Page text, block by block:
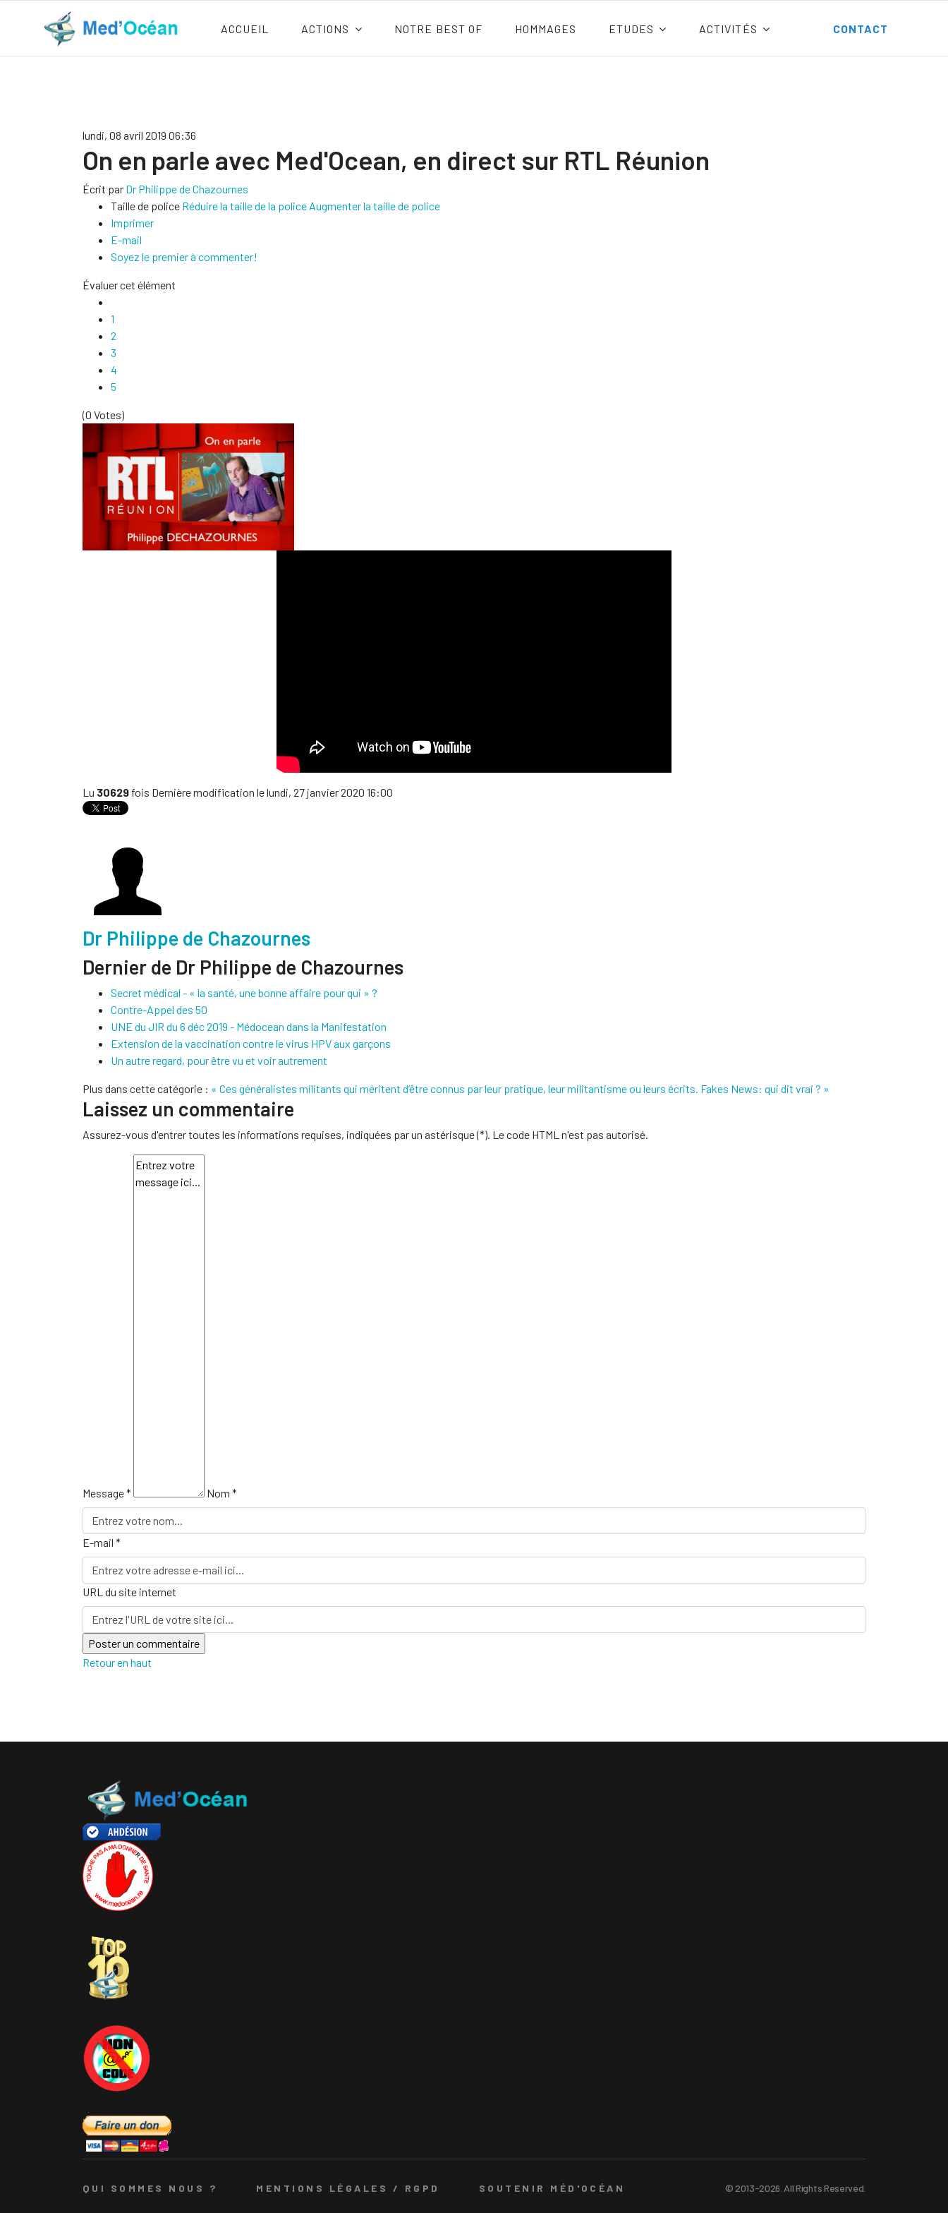
ACCUEIL ACTIONS NOTRE BEST OF HOMMAGES ETUDES ACTIVITÉS CONTACT
lundi, 08 avril 2019 06:36
On en parle avec Med'Ocean, en direct sur RTL Réunion
Écrit par Dr Philippe de Chazournes
Taille de police Réduire la taille de la police Augmenter la taille de police
Imprimer
E-mail
Soyez le premier à commenter!
Évaluer cet élément
1
2
3
4
5
(0 Votes)
Lu 30629 fois Dernière modification le lundi, 27 janvier 2020 16:00
Dr Philippe de Chazournes
Dernier de Dr Philippe de Chazournes
Secret médical - « la santé, une bonne affaire pour qui » ?
Contre-Appel des 50
UNE du JIR du 6 déc 2019 - Médocean dans la Manifestation
Extension de la vaccination contre le virus HPV aux garçons
Un autre regard, pour être vu et voir autrement
Plus dans cette catégorie : « Ces généralistes militants qui méritent d’être connus par leur pratique, leur militantisme ou leurs écrits. Fakes News: qui dit vrai ? »
Laissez un commentaire
Assurez-vous d'entrer toutes les informations requises, indiquées par un astérisque (*). Le code HTML n'est pas autorisé.
Message * Nom *
E-mail *
URL du site internet
Retour en haut
QUI SOMMES NOUS ? MENTIONS LÉGALES / RGPD SOUTENIR MÉD'OCÉAN © 2013-2026. All Rights Reserved.